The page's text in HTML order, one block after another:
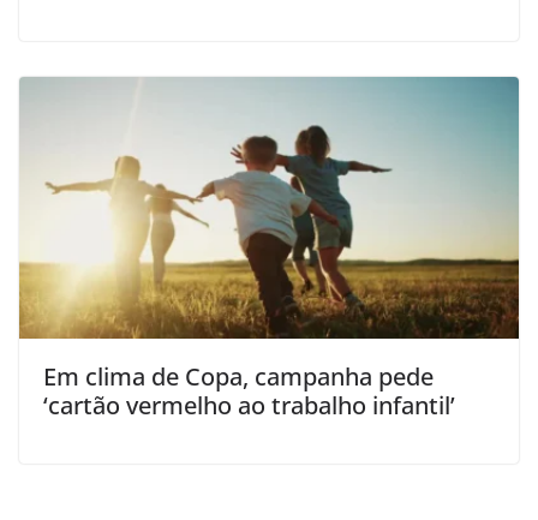
Em clima de Copa, campanha pede
‘cartão vermelho ao trabalho infantil’